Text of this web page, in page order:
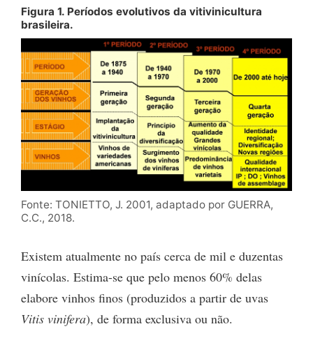
Figura 1. Períodos evolutivos da vitivinicultura
brasileira.
Fonte: TONIETTO, J. 2001, adaptado por GUERRA,
C.C., 2018.
Existem atualmente no país cerca de mil e duzentas
vinícolas. Estima-se que pelo menos 60% delas
elabore vinhos finos (produzidos a partir de uvas
Vitis vinifera), de forma exclusiva ou não.